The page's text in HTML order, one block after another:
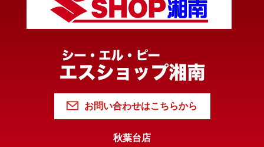
お問い合わせはこちらから
秋葉台店